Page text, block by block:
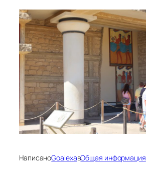
НаписаноGoalexaвОбщая информация